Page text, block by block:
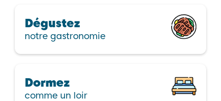
Dégustez
notre gastronomie
Dormez
comme un loir